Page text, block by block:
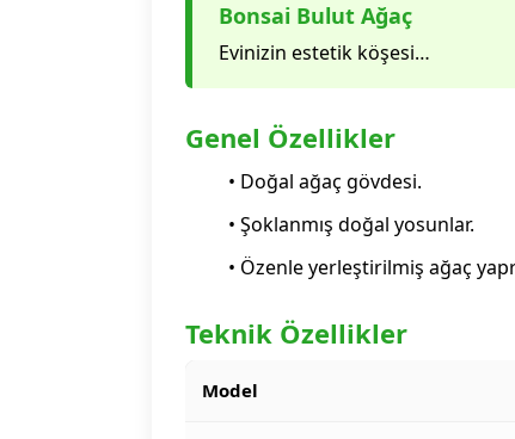
Bonsai Bulut Ağaç
Evinizin estetik köşesi…
Genel Özellikler
• Doğal ağaç gövdesi.
• Şoklanmış doğal yosunlar.
• Özenle yerleştirilmiş ağaç
Teknik Özellikler
Model